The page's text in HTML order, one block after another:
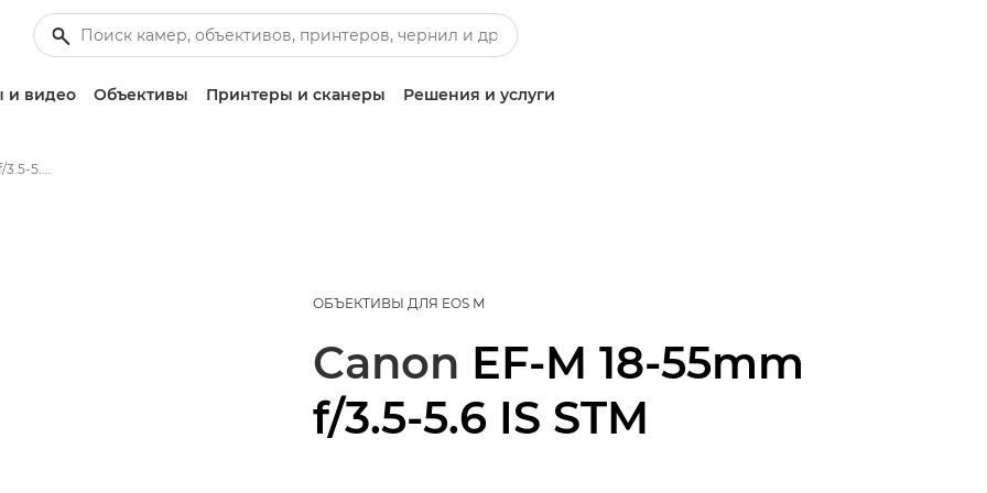
и видео Объективы Принтеры и сканеры Решения и услуги
Canon EF-M 18-55mm f/3.5-5.6 IS STM - Объективы - Камера и фотообъективы
ОБЪЕКТИВЫ ДЛЯ EOS M
Canon EF-M 18-55mm
f/3.5-5.6 IS STM